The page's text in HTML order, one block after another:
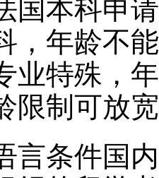
国本科申
，年龄不
业特殊，
限制可放
言条件国